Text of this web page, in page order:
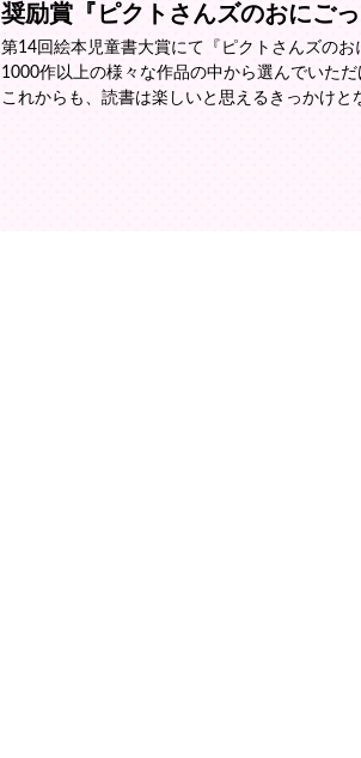
奨励賞『ピクトさんズのおにご
第14回絵本児童書大賞にて『ピクトさんズの
1000作以上の様々な作品の中から選んでいた
これからも、読書は楽しいと思えるきっかけ